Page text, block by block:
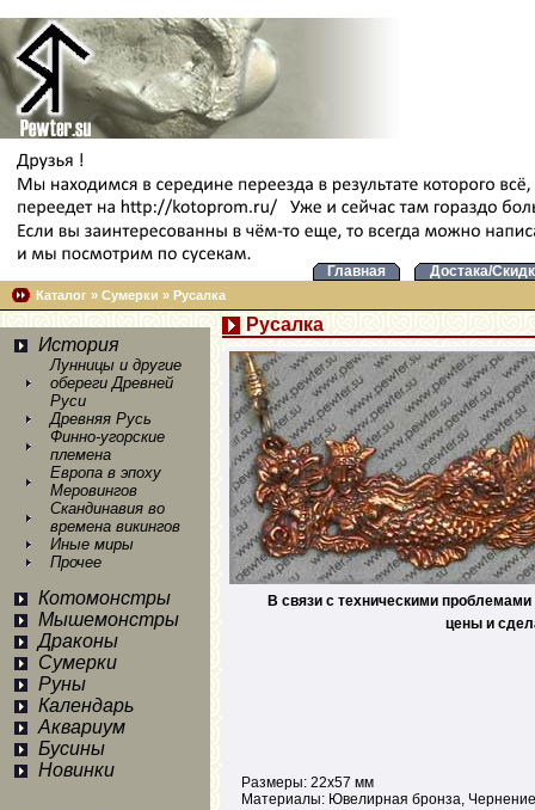
Главная Достака/
Каталог » Сумерки » Русалка
Русалка
В связи с техническими проблемами
цены и
Размеры: 22х57 мм
Материалы: Ювелирная бронза,
История
Лунницы и другие
обереги Древней
Руси
Древняя Русь
Финно-угорские
племена
Европа в эпоху
Меровингов
Скандинавия во
времена викингов
Иные миры
Прочее
Котомонстры
Мышемонстры
Драконы
Сумерки
Руны
Календарь
Аквариум
Бусины
Новинки